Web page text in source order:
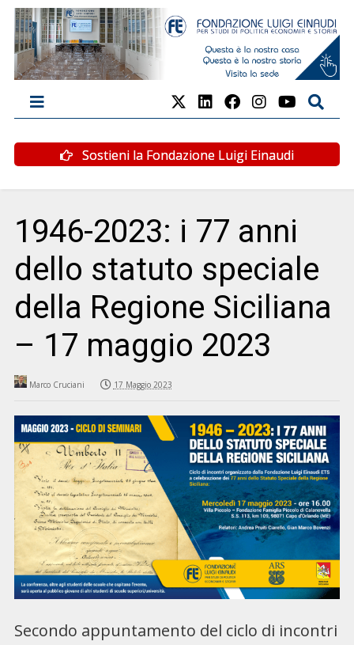
Sostieni la Fondazione Luigi Einaudi
1946-2023: i 77 anni
dello statuto speciale
della Regione Siciliana
– 17 maggio 2023
Marco Cruciani 17 Maggio 2023
Secondo appuntamento del ciclo di incontri